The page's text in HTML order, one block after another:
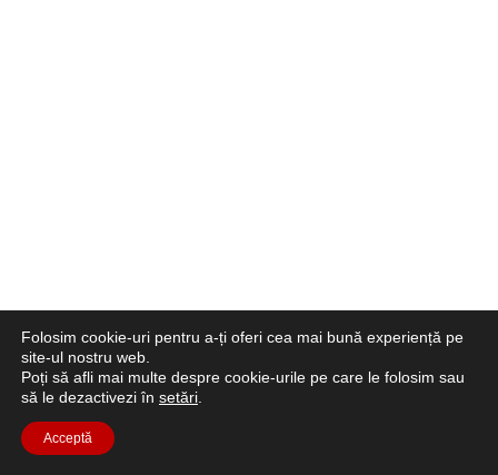
Folosim cookie-uri pentru a-ți oferi cea mai bună experiență pe
site-ul nostru web.
Poți să afli mai multe despre cookie-urile pe care le folosim sau
să le dezactivezi în setări
Acceptă